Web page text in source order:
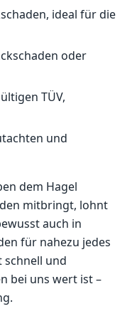
ideal für die
oder
TÜV,
und
dem Hagel
mitbringt, lohnt
auch in
für nahezu jedes
schnell und
bei uns wert ist –